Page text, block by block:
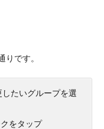
りです。
たいグループを選
をタップ